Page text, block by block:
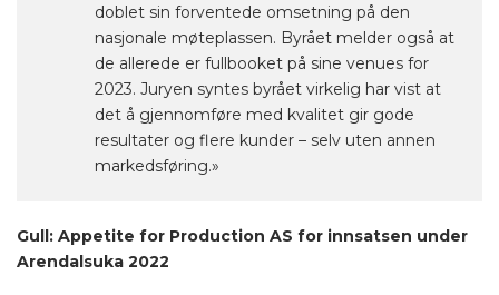
doblet sin forventede omsetning på den
nasjonale møteplassen. Byrået melder også at
de allerede er fullbooket på sine venues for
2023. Juryen syntes byrået virkelig har vist at
det å gjennomføre med kvalitet gir gode
resultater og flere kunder – selv uten annen
markedsføring.»
Gull: Appetite for Production AS for innsatsen under
Arendalsuka 2022